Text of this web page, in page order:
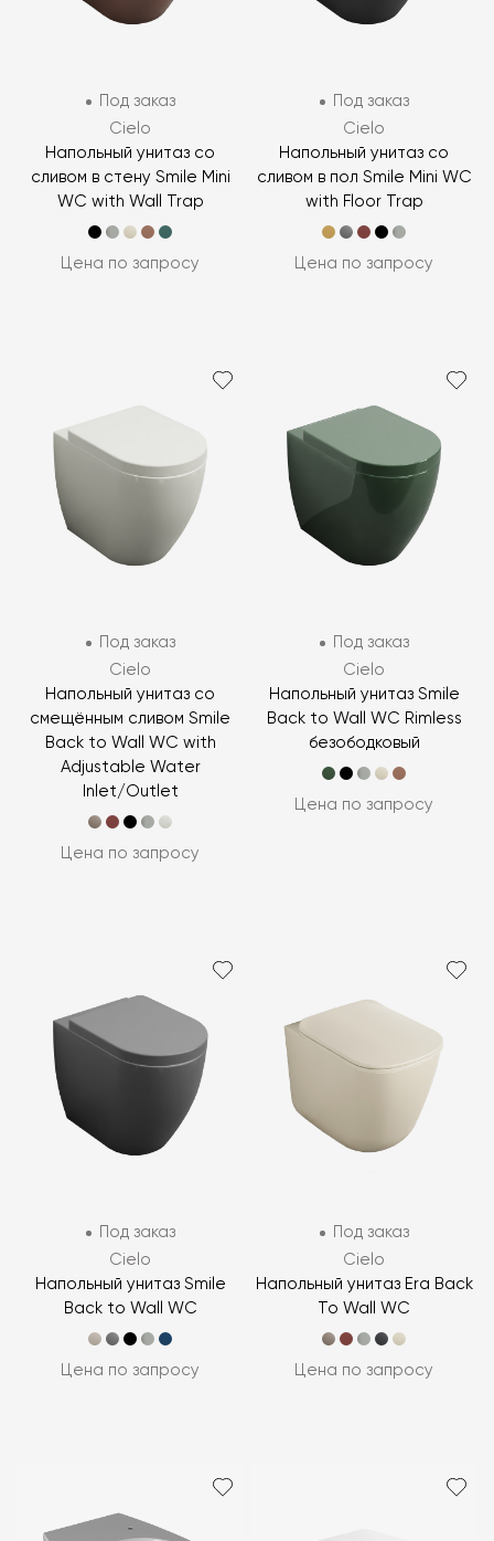
Под заказ
Cielo
Напольный унитаз со
сливом в стену Smile Mini
WC with Wall Trap
Цена по запросу
Под заказ
Cielo
Напольный унитаз со
сливом в пол Smile Mini WC
with Floor Trap
Цена по запросу
Под заказ
Cielo
Напольный унитаз со
смещённым сливом Smile
Back to Wall WC with
Adjustable Water
Inlet/Outlet
Цена по запросу
Под заказ
Cielo
Напольный унитаз Smile
Back to Wall WC Rimless
безободковый
Цена по запросу
Под заказ
Cielo
Напольный унитаз Smile
Back to Wall WC
Цена по запросу
Под заказ
Cielo
Напольный унитаз Era Back
To Wall WC
Цена по запросу